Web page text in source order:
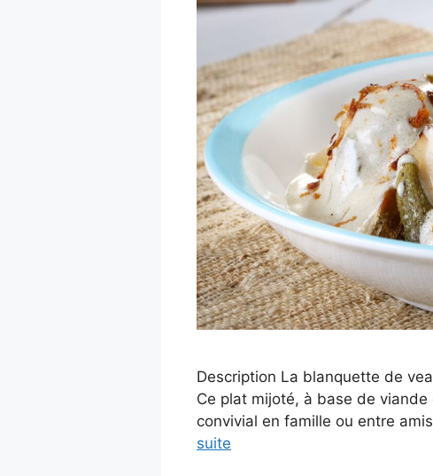
Description La blanquette de
Ce plat mijoté, à base de
convivial en famille ou entre
suite